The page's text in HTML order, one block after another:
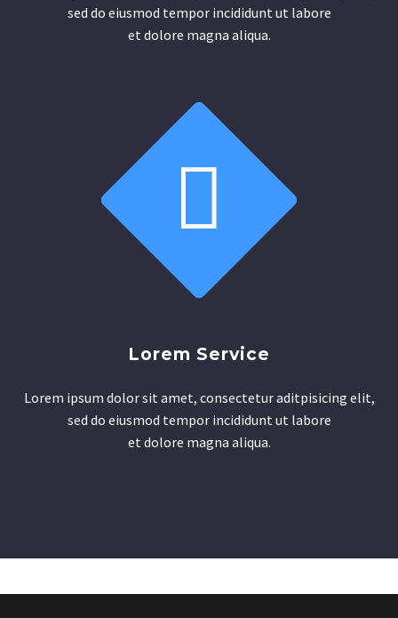
sed do eiusmod tempor incididunt ut labore
et dolore magna aliqua.


Lorem Service
Lorem ipsum dolor sit amet, consectetur aditpisicing elit,
sed do eiusmod tempor incididunt ut labore
et dolore magna aliqua.